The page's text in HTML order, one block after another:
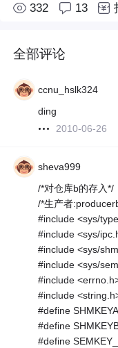
332 13
全部评论
ccnu_hslk324
ding
2010-06-26
sheva999
/*对仓库b的存入*/
/*生产者
#include <sys/
#include <sys/
#include <sys/
#include <sys/
#include
#include
#define
#define
#define